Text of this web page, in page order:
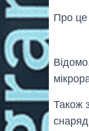
Про це
Також